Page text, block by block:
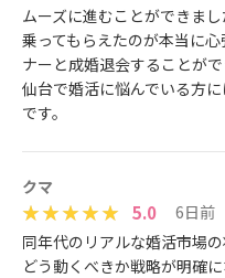
ムーズに進むことができま
乗ってもらえたのが本当に
ナーと成婚退会することが
仙台で婚活に悩んでいる方
です。
クマ
5.0
6日前
同年代のリアルな婚活市場
どう動くべきか戦略が明確